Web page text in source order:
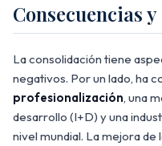
Consecuencias
La consolidación tiene
negativos. Por un lado, ha
profesionalización, una
desarrollo (I+D) y una
nivel mundial. La mejora